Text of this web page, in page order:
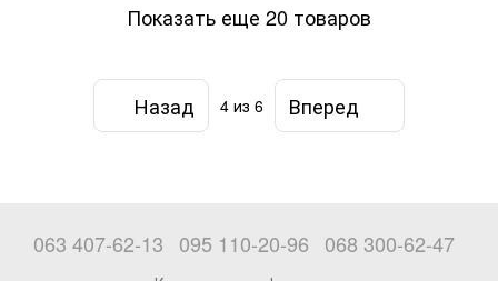
Показать еще 20 товаров
Назад 4 из 6 Вперед
063 407-62-13 095 110-20-96 068 300-62-47